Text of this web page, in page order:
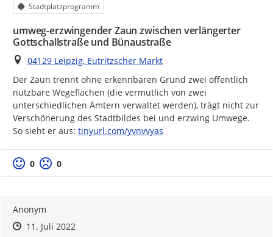
Kategorie
Stadtplatzprogramm
umweg-erzwingender Zaun zwischen verlängerter
Gottschallstraße und Bünaustraße
Ort
04129 Leipzig, Eutritzscher Markt
Der Zaun trennt ohne erkennbaren Grund zwei öffentlich
nutzbare Wegeflächen (die vermutlich von zwei
unterschiedlichen Ämtern verwaltet werden), trägt nicht zur
Verschönerung des Stadtbildes bei und erzwing Umwege.
So sieht er aus: https://
tinyurl.com/yvnvvyas
Positive Bewertung
0 Negative Bewertung
0
Anonym
Zeitpunkt des Erstellens
Zeitpunkt des Erstellens
11. Juli 2022Zur Äußerung